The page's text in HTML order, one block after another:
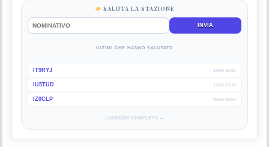
SALUTA LA STAZIONE
INVIA
ULTIMI CHE HANNO SALUTATO
IT9RYJ 29/05 15:51
IU5TUD 17/05 23:19
IZ0CLP 06/05 09:54
LOGBOOK COMPLETO →